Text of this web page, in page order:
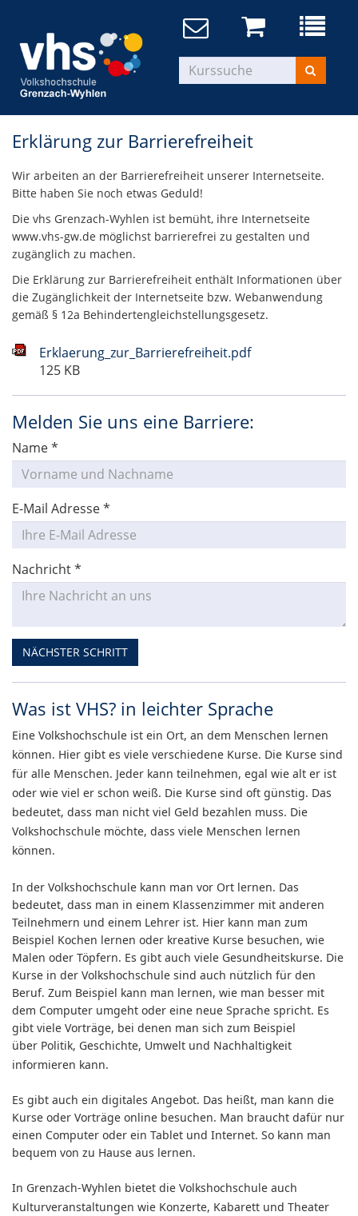
Erklärung zur Barrierefreiheit
Wir arbeiten an der Barrierefreiheit unserer Internetseite.
Bitte haben Sie noch etwas Geduld!
Die vhs Grenzach-Wyhlen ist bemüht, ihre Internetseite
www.vhs-gw.de möglichst barrierefrei zu gestalten und
zugänglich zu machen.
Die Erklärung zur Barrierefreiheit enthält Informationen über
die Zugänglichkeit der Internetseite bzw. Webanwendung
gemäß § 12a Behindertengleichstellungsgesetz.
Erklaerung_zur_Barrierefreiheit.pdf
125 KB
Melden Sie uns eine Barriere:
Name*
E-Mail Adresse*
Nachricht*
NÄCHSTER SCHRITT
Was ist VHS? in leichter Sprache
Eine Volkshochschule ist ein Ort, an dem Menschen lernen
können. Hier gibt es viele verschiedene Kurse. Die Kurse sind
für alle Menschen. Jeder kann teilnehmen, egal wie alt er ist
oder wie viel er schon weiß. Die Kurse sind oft günstig. Das
bedeutet, dass man nicht viel Geld bezahlen muss. Die
Volkshochschule möchte, dass viele Menschen lernen
können.
In der Volkshochschule kann man vor Ort lernen. Das
bedeutet, dass man in einem Klassenzimmer mit anderen
Teilnehmern und einem Lehrer ist. Hier kann man zum
Beispiel Kochen lernen oder kreative Kurse besuchen, wie
Malen oder Töpfern. Es gibt auch viele Gesundheitskurse. Die
Kurse in der Volkshochschule sind auch nützlich für den
Beruf. Zum Beispiel kann man lernen, wie man besser mit
dem Computer umgeht oder eine neue Sprache spricht. Es
gibt viele Vorträge, bei denen man sich zum Beispiel
über Politik, Geschichte, Umwelt und Nachhaltigkeit
informieren kann.
Es gibt auch ein digitales Angebot. Das heißt, man kann die
Kurse oder Vorträge online besuchen. Man braucht dafür nur
einen Computer oder ein Tablet und Internet. So kann man
bequem von zu Hause aus lernen.
In Grenzach-Wyhlen bietet die Volkshochschule auch
Kulturveranstaltungen wie Konzerte, Kabarett und Theater